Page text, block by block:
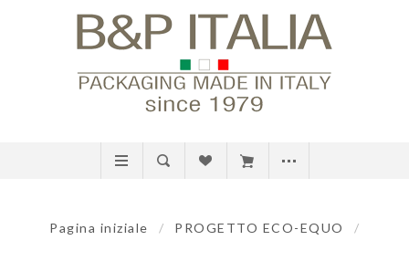
Pagina iniziale / PROGETTO ECO-EQUO /